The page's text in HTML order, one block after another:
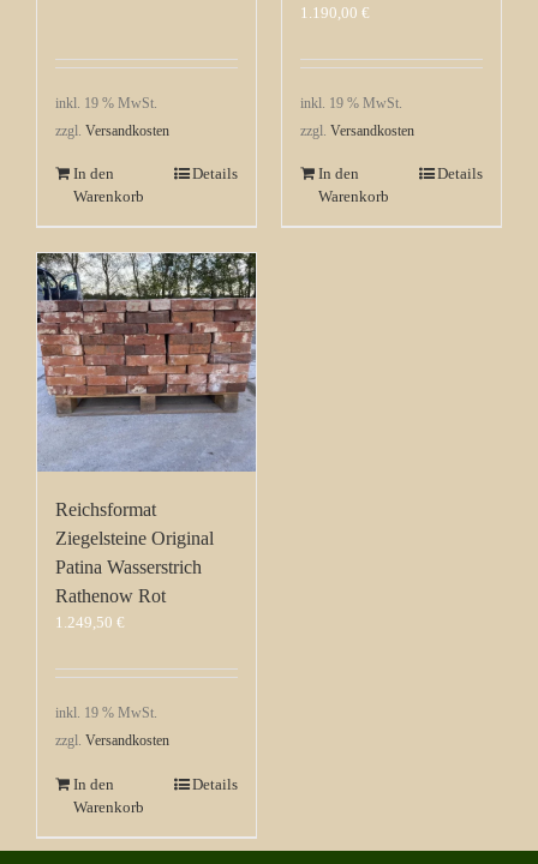
inkl. 19 % MwSt.
zzgl. Versandkosten
In den
Warenkorb
Details
1.190,00 €
inkl. 19 % MwSt.
zzgl. Versandkosten
In den
Warenkorb
Details
Reichsformat
Ziegelsteine Original
Patina Wasserstrich
Rathenow Rot
1.249,50 €
inkl. 19 % MwSt.
zzgl. Versandkosten
In den
Warenkorb
Details